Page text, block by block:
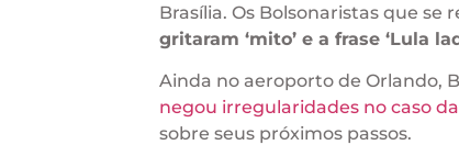
Brasília. Os Bolsonaristas que
gritaram ‘mito’ e a frase ‘Lula
Ainda no aeroporto de Orlando,
negou irregularidades no caso
sobre seus próximos passos.